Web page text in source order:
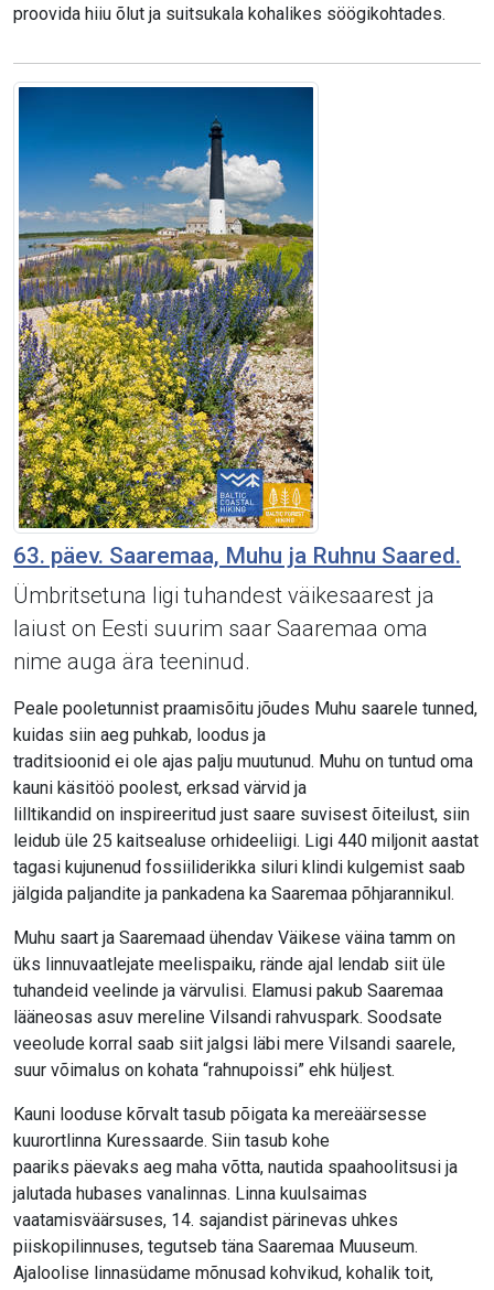
proovida hiiu õlut ja suitsukala kohalikes söögikohtades.
63. päev. Saaremaa, Muhu ja Ruhnu Saared.
Ümbritsetuna ligi tuhandest väikesaarest ja
laiust on Eesti suurim saar Saaremaa oma
nime auga ära teeninud.
Peale pooletunnist praamisõitu jõudes Muhu saarele tunned,
kuidas siin aeg puhkab, loodus ja
traditsioonid ei ole ajas palju muutunud. Muhu on tuntud oma
kauni käsitöö poolest, erksad värvid ja
lilltikandid on inspireeritud just saare suvisest õiteilust, siin
leidub üle 25 kaitsealuse orhideeliigi. Ligi 440 miljonit aastat
tagasi kujunenud fossiiliderikka siluri klindi kulgemist saab
jälgida paljandite ja pankadena ka Saaremaa põhjarannikul.
Muhu saart ja Saaremaad ühendav Väikese väina tamm on
üks linnuvaatlejate meelispaiku, rände ajal lendab siit üle
tuhandeid veelinde ja värvulisi. Elamusi pakub Saaremaa
lääneosas asuv mereline Vilsandi rahvuspark. Soodsate
veeolude korral saab siit jalgsi läbi mere Vilsandi saarele,
suur võimalus on kohata “rahnupoissi” ehk hüljest.
Kauni looduse kõrvalt tasub põigata ka mereäärsesse
kuurortlinna Kuressaarde. Siin tasub kohe
paariks päevaks aeg maha võtta, nautida spaahoolitsusi ja
jalutada hubases vanalinnas. Linna kuulsaimas
vaatamisväärsuses, 14. sajandist pärinevas uhkes
piiskopilinnuses, tegutseb täna Saaremaa Muuseum.
Ajaloolise linnasüdame mõnusad kohvikud, kohalik toit,